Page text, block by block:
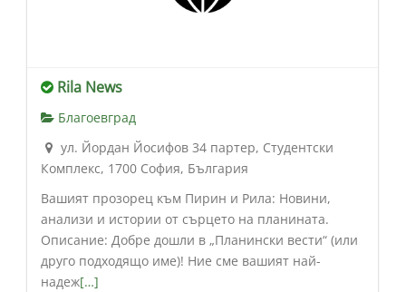
Rila News
Благоевград
ул. Йордан Йосифов 34 партер, Студентски
Комплекс, 1700 София, България
Вашият прозорец към Пирин и Рила: Новини,
анализи и истории от сърцето на планината.
Описание: Добре дошли в „Планински вести“ (или
друго подходящо име)! Ние сме вашият най-
надеж[…]